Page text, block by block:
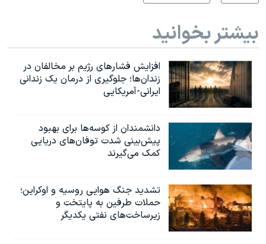
بیشتر بخوانید
افزایش فشارهای رژیم بر مخالفان در
زندان‌ها؛ جلوگیری از درمان یک زندانی
ایرانی-آمریکایی
دانشمندان از کوسه‌ها برای بهبود
پیش‌بینی شدت توفان‌های دریایی
کمک می‌گیرند
تشدید جنگ هوایی روسیه و اوکراین؛
حملات طرفین به پایتخت‌ و
زیرساخت‌های نفتی یکدیگر